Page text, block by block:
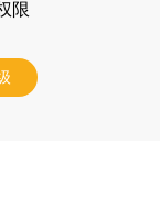
限